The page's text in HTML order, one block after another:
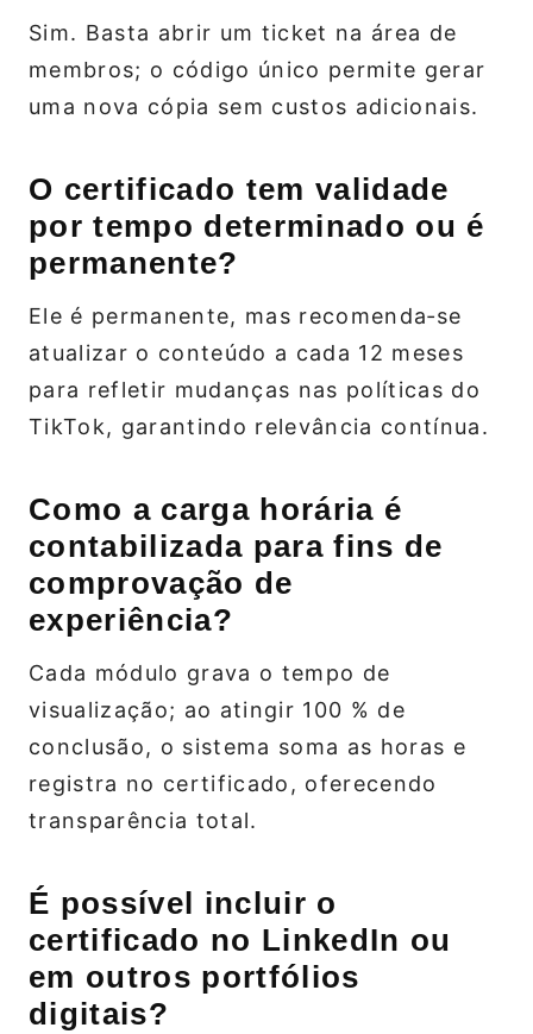
Sim. Basta abrir um ticket na área de
membros; o código único permite gerar
uma nova cópia sem custos adicionais.
O certificado tem validade
por tempo determinado ou é
permanente?
Ele é permanente, mas recomenda‑se
atualizar o conteúdo a cada 12 meses
para refletir mudanças nas políticas do
TikTok, garantindo relevância contínua.
Como a carga horária é
contabilizada para fins de
comprovação de
experiência?
Cada módulo grava o tempo de
visualização; ao atingir 100 % de
conclusão, o sistema soma as horas e
registra no certificado, oferecendo
transparência total.
É possível incluir o
certificado no LinkedIn ou
em outros portfólios
digitais?